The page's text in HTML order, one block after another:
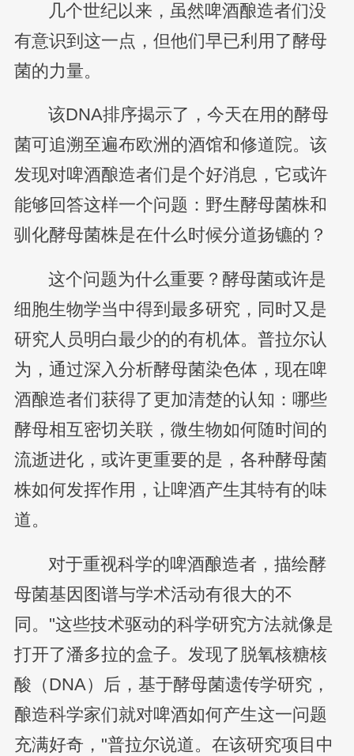
几个世纪以来，虽然啤酒酿造者们没
有意识到这一点，但他们早已利用了酵母
菌的力量。
该DNA排序揭示了，今天在用的酵母
菌可追溯至遍布欧洲的酒馆和修道院。该
发现对啤酒酿造者们是个好消息，它或许
能够回答这样一个问题：野生酵母菌株和
驯化酵母菌株是在什么时候分道扬镳的？
这个问题为什么重要？酵母菌或许是
细胞生物学当中得到最多研究，同时又是
研究人员明白最少的的有机体。普拉尔认
为，通过深入分析酵母菌染色体，现在啤
酒酿造者们获得了更加清楚的认知：哪些
酵母相互密切关联，微生物如何随时间的
流逝进化，或许更重要的是，各种酵母菌
株如何发挥作用，让啤酒产生其特有的味
道。
对于重视科学的啤酒酿造者，描绘酵
母菌基因图谱与学术活动有很大的不
同。"这些技术驱动的科学研究方法就像是
打开了潘多拉的盒子。发现了脱氧核糖核
酸（DNA）后，基于酵母菌遗传学研究，
酿造科学家们就对啤酒如何产生这一问题
充满好奇，"普拉尔说道。在该研究项目中